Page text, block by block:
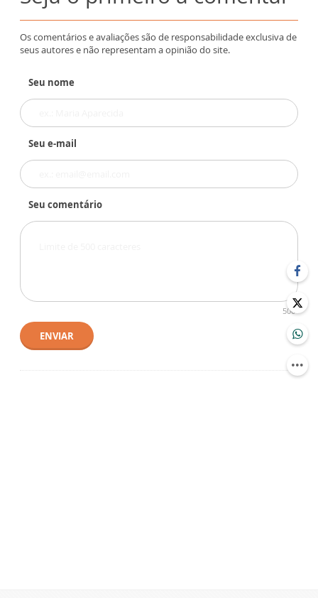
Os comentários e avaliações são de responsabilidade exclusiva de
seus autores e não representam a opinião do site.
Seu nome
Seu e-mail
Seu comentário
500
ENVIAR